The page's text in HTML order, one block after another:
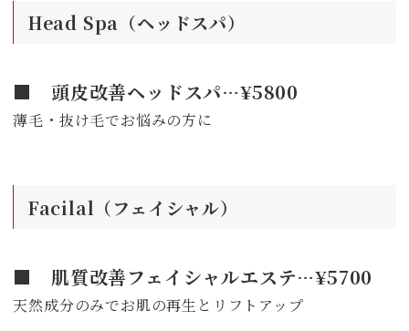
Head Spa（ヘッドスパ）
■ 頭皮改善ヘッドスパ…¥5800
薄毛・抜け毛でお悩みの方に
Facilal（フェイシャル）
■ 肌質改善フェイシャルエステ…¥5700
天然成分のみでお肌の再生とリフトアップ